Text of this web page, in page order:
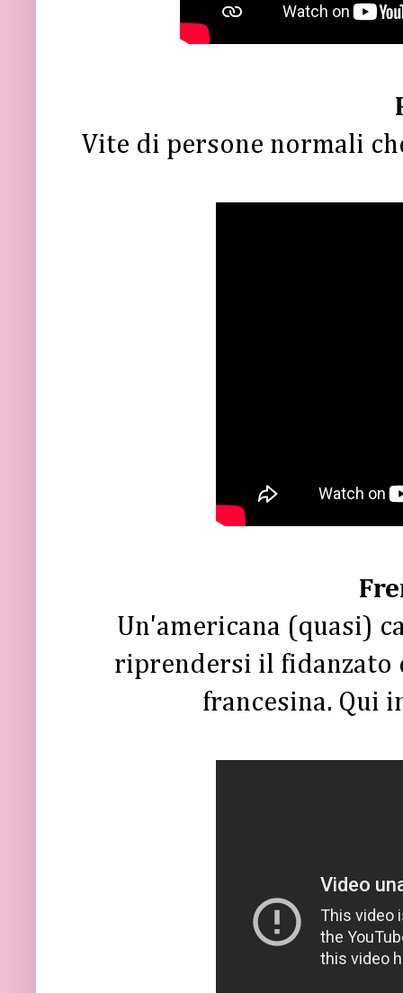
Vite di persone normali
Un'americana (quasi)
riprendersi il fidanzato
francesina. Qui